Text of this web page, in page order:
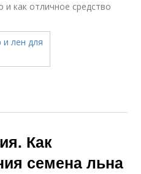
и как отличное средство
Как
семена льна